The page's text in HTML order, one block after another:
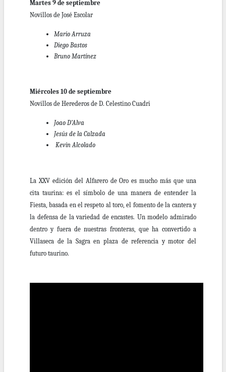
Martes 9 de septiembre
Novillos de José Escolar
Mario Arruza
Diego Bastos
Bruno Martínez
Miércoles 10 de septiembre
Novillos de Herederos de D. Celestino Cuadri
Joao D’Alva
Jesús de la Calzada
Kevin Alcolado
La XXV edición del Alfarero de Oro es mucho más que una
cita taurina: es el símbolo de una manera de entender la
Fiesta, basada en el respeto al toro, el fomento de la cantera y
la defensa de la variedad de encastes. Un modelo admirado
dentro y fuera de nuestras fronteras, que ha convertido a
Villaseca de la Sagra en plaza de referencia y motor del
futuro taurino.